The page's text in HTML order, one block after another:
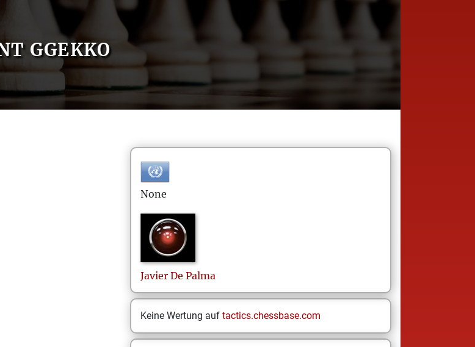
GGEKKO
None
Javier De Palma
Keine Wertung auf tactics.chessbase.com